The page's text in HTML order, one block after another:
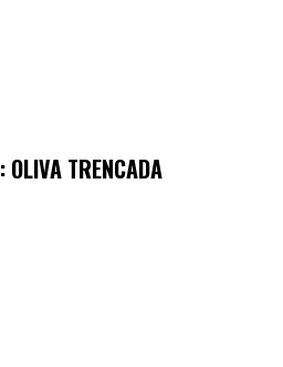
OLIVA TRENCADA